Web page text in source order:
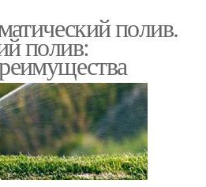
полив.
полив: